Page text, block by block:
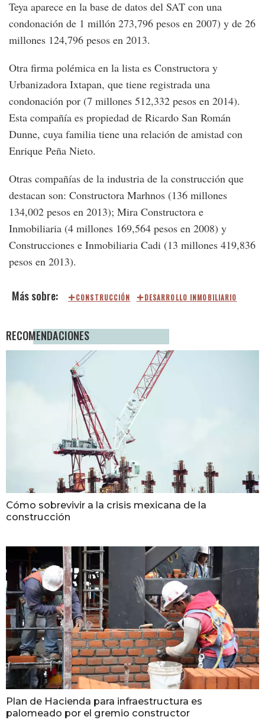
Teya aparece en la base de datos del SAT con una
condonación de 1 millón 273,796 pesos en 2007) y de 26
millones 124,796 pesos en 2013.
Otra firma polémica en la lista es Constructora y
Urbanizadora Ixtapan, que tiene registrada una
condonación por (7 millones 512,332 pesos en 2014).
Esta compañía es propiedad de Ricardo San Román
Dunne, cuya familia tiene una relación de amistad con
Enrique Peña Nieto.
Otras compañías de la industria de la construcción que
destacan son: Constructora Marhnos (136 millones
134,002 pesos en 2013); Mira Constructora e
Inmobiliaria (4 millones 169,564 pesos en 2008) y
Construcciones e Inmobiliaria Cadi (13 millones 419,836
pesos en 2013).
CONSTRUCCIÓN DESARROLLO INMOBILIARIO
RECOMENDACIONES
Cómo sobrevivir a la crisis mexicana de la
construcción
Plan de Hacienda para infraestructura es
palomeado por el gremio constructor